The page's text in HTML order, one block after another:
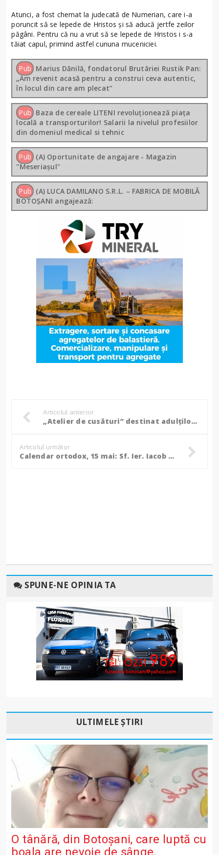
Atunci, a fost chemat la judecată de Numerian, care i-a
poruncit să se lepede de Hristos şi să aducă jertfe zeilor
păgâni. Pentru că nu a vrut să se lepede de Hristos i s-a
tăiat capul, primind astfel cununa muceniciei.
Pub Marius Dănilă, fondatorul Brutăriei Rustik Pan:
„Am revenit acasă pentru a construi ceva autentic,
în locul din care am plecat”
Pub Baza de cereale LITENI revoluționează piața
locală a transporturilor! Salarii la nivelul profesiilor
din domeniul medical si tehnic
Pub (A) Oportunitate de angajare - Magazin
"Meseriașul"
Pub (A) LUCA DAMILANO S.R.L. – FABRICA DE MOBILĂ
BOTOȘANI angajează:
Articolul anterior
„Atelier de cusături” destinat adulților la Muzeul Județean din Botoșani!
Articolul următor
Calendar ortodox, 15 mai: Sf. Ier. Iacob Putneanul, Mitropolitul Moldovei; Sf. Cuv. Pahomie cel Mare
SPUNE-NE OPINIA TA
ULTIMELE ȘTIRI
O tânără, din Botoșani, care luptă cu
boala are nevoie de sânge.